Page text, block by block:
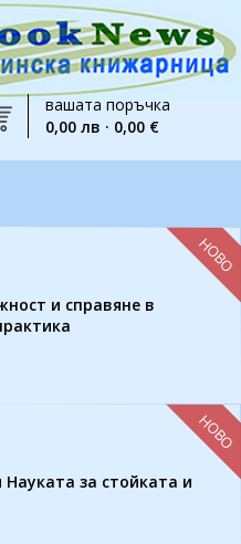
вашата поръчка
0,00 лв · 0,00 €
и справяне в
НОВО
Науката за стойката и
НОВО